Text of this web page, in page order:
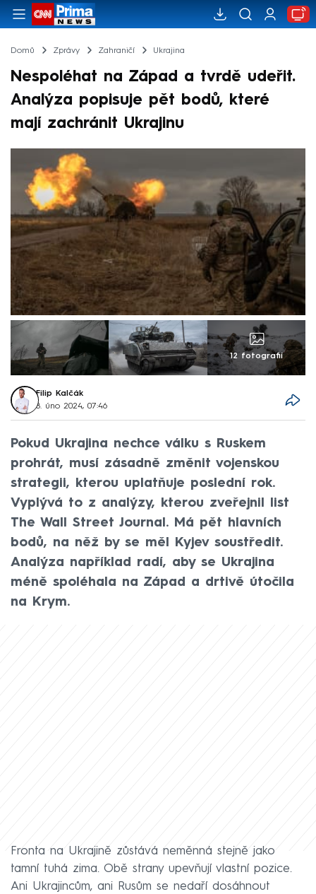
Domů Zprávy Zahraničí Ukrajina
Nespoléhat na Západ a tvrdě udeřit.
Analýza popisuje pět bodů, které
mají zachránit Ukrajinu
12 fotografií
Filip Kalčák
8. úno 2024, 07:46
Pokud Ukrajina nechce válku s Ruskem
prohrát, musí zásadně změnit vojenskou
strategii, kterou uplatňuje poslední rok.
Vyplývá to z analýzy, kterou zveřejnil list
The Wall Street Journal. Má pět hlavních
bodů, na něž by se měl Kyjev soustředit.
Analýza například radí, aby se Ukrajina
méně spoléhala na Západ a drtivě útočila
na Krym.
Fronta na Ukrajině zůstává neměnná stejně jako
tamní tuhá zima. Obě strany upevňují vlastní pozice.
Ani Ukrajincům, ani Rusům se nedaří dosáhnout